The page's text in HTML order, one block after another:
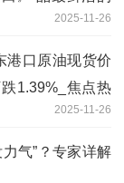
2025-11-26
港口原油现货价
1.39%_焦点热
2025-11-26
气”？专家详解